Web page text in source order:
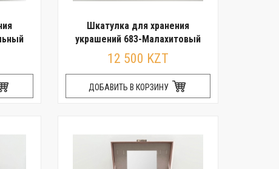
Шкатулка для хранения
украшений 683-Малахитовый
12 500 KZT
ДОБАВИТЬ В КОРЗИНУ